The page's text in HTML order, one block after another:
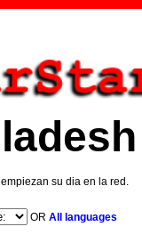
su dia en la red.
OR All languages